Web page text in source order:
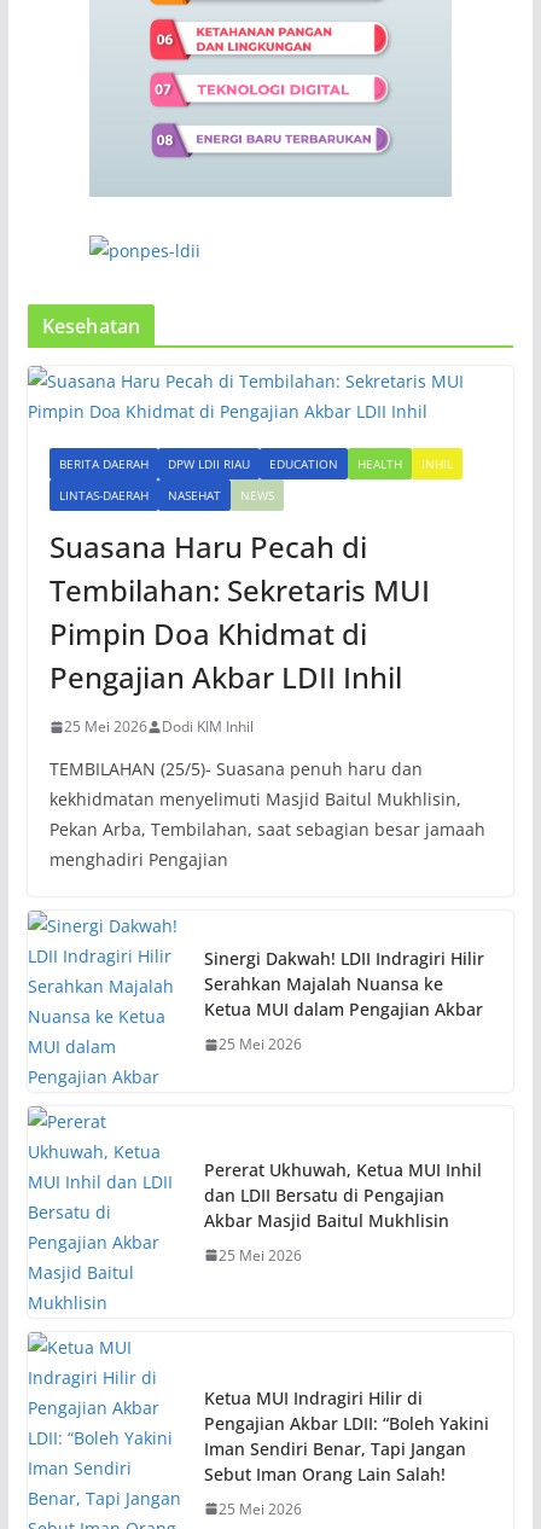
Kesehatan
BERITA DAERAH DPW LDII RIAU EDUCATION HEALTH
INHIL
LINTAS-DAERAH
NASEHAT NEWS
Suasana Haru Pecah di
Tembilahan: Sekretaris MUI
Pimpin Doa Khidmat di
Pengajian Akbar LDII Inhil
25 Mei 2026 Dodi KIM Inhil
TEMBILAHAN (25/5)- Suasana penuh haru dan
kekhidmatan menyelimuti Masjid Baitul Mukhlisin,
Pekan Arba, Tembilahan, saat sebagian besar jamaah
menghadiri Pengajian
Sinergi Dakwah! LDII Indragiri Hilir
Serahkan Majalah Nuansa ke
Ketua MUI dalam Pengajian Akbar
25 Mei 2026
Pererat Ukhuwah, Ketua MUI Inhil
dan LDII Bersatu di Pengajian
Akbar Masjid Baitul Mukhlisin
25 Mei 2026
Ketua MUI Indragiri Hilir di
Pengajian Akbar LDII: “Boleh Yakini
Iman Sendiri Benar, Tapi Jangan
Sebut Iman Orang Lain Salah!
25 Mei 2026